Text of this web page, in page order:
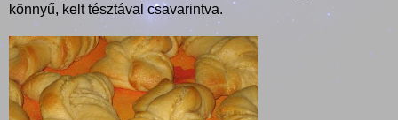
könnyű, kelt tésztával csavarintva.